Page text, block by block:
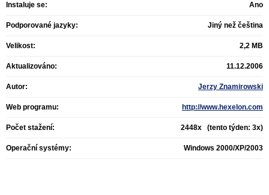
Instaluje se: Ano
Podporované jazyky: Jiný než čeština
Velikost: 2,2 MB
Aktualizováno: 11.12.2006
Autor: Jerzy Znamirowski
Web programu: http://www.hexelon.com
Počet stažení: 2448x (tento týden: 3x)
Operační systémy: Windows 2000/XP/2003